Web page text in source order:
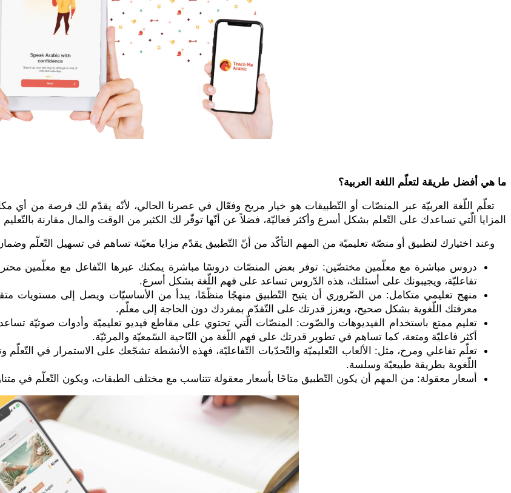
ما هي أفضل طريقة لتعلّم اللغة العربية؟
تعلّم اللّغة العربيّة عبر المنصّات أو التّطبيقات هو خيار مريح وفعّال في عصرنا الحالي، لأنّه يقدّم لك فرصة من أي
المزايا الّتي تساعدك على التّعلم بشكل أسرع وأكثر فعاليّة، فضلاً عن أنّها توفّر لك الكثير من الوقت والمال مقارنة بالتّعليم
وعند اختيارك لتطبيق أو منصّة تعليميّة من المهم التأكّد من أنّ التّطبيق يقدّم مزايا معيّنة تساهم في تسهيل التّعلّم
دروس مباشرة مع معلّمين مختصّين: توفر بعض المنصّات دروسًا مباشرة يمكنك عبرها التّفاعل مع معلّمين
تفاعليّة، ويجيبونك على أسئلتك، هذه الدّروس تساعد على فهم اللّغة بشكل أسرع.
منهج تعليمي متكامل: من الضّروري أن يتيح التّطبيق منهجًا منظّمًا، يبدأ من الأساسيّات ويصل إلى مستويات
معرفتك اللّغوية بشكل صحيح، ويعزز قدرتك على التّقدّم بمفردك دون الحاجة إلى معلّم.
تعليم ممتع باستخدام الفيديوهات والصّوت: المنصّات الّتي تحتوي على مقاطع فيديو تعليميّة وأدوات صوتيّة
أكثر فاعليّة ومتعة، كما تساهم في تطوير قدرتك على فهم اللّغة من النّاحية السّمعيّة والمرئيّة.
تعلّم تفاعلي ومرح، مثل: الألعاب التّعليميّة والتّحدّيات التّفاعليّة، فهذه الأنشطة تشجّعك على الاستمرار في
اللّغوية بطريقة طبيعيّة وسلسة.
أسعار معقولة: من المهم أن يكون التّطبيق متاحًا بأسعار معقولة تتناسب مع مختلف الطبقات، ويكون التّعلّم في